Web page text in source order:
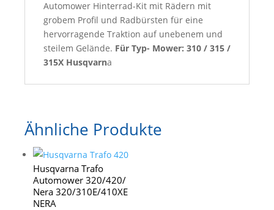
Automower Hinterrad-Kit mit Rädern mit
grobem Profil und Radbürsten für eine
hervorragende Traktion auf unebenem und
steilem Gelände. Für Typ- Mower: 310 / 315 /
315X Husqvarna
Ähnliche Produkte
Husqvarna Trafo
Automower 320/420/
Nera 320/310E/410XE
NERA